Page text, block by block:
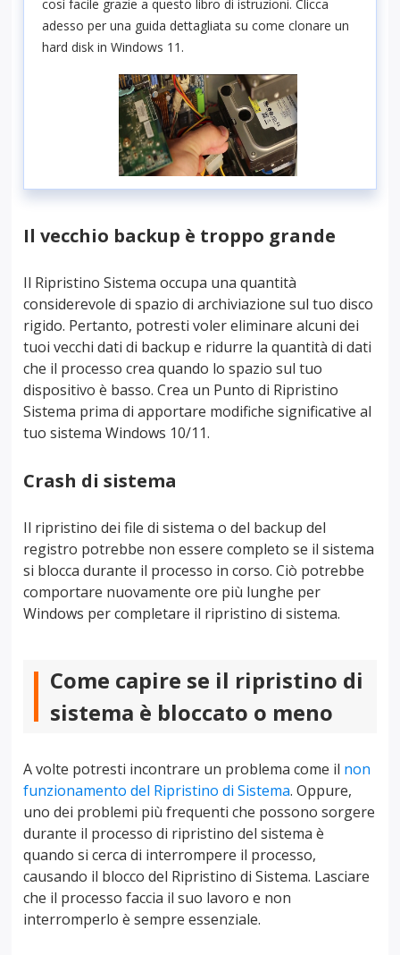
così facile grazie a questo libro di istruzioni. Clicca
adesso per una guida dettagliata su come clonare un
hard disk in Windows 11.
Il vecchio backup è troppo grande
Il Ripristino Sistema occupa una quantità
considerevole di spazio di archiviazione sul tuo disco
rigido. Pertanto, potresti voler eliminare alcuni dei
tuoi vecchi dati di backup e ridurre la quantità di dati
che il processo crea quando lo spazio sul tuo
dispositivo è basso. Crea un Punto di Ripristino
Sistema prima di apportare modifiche significative al
tuo sistema Windows 10/11.
Crash di sistema
Il ripristino dei file di sistema o del backup del
registro potrebbe non essere completo se il sistema
si blocca durante il processo in corso. Ciò potrebbe
comportare nuovamente ore più lunghe per
Windows per completare il ripristino di sistema.
Come capire se il ripristino di
sistema è bloccato o meno
A volte potresti incontrare un problema come il non
funzionamento del Ripristino di Sistema. Oppure,
uno dei problemi più frequenti che possono sorgere
durante il processo di ripristino del sistema è
quando si cerca di interrompere il processo,
causando il blocco del Ripristino di Sistema. Lasciare
che il processo faccia il suo lavoro e non
interromperlo è sempre essenziale.